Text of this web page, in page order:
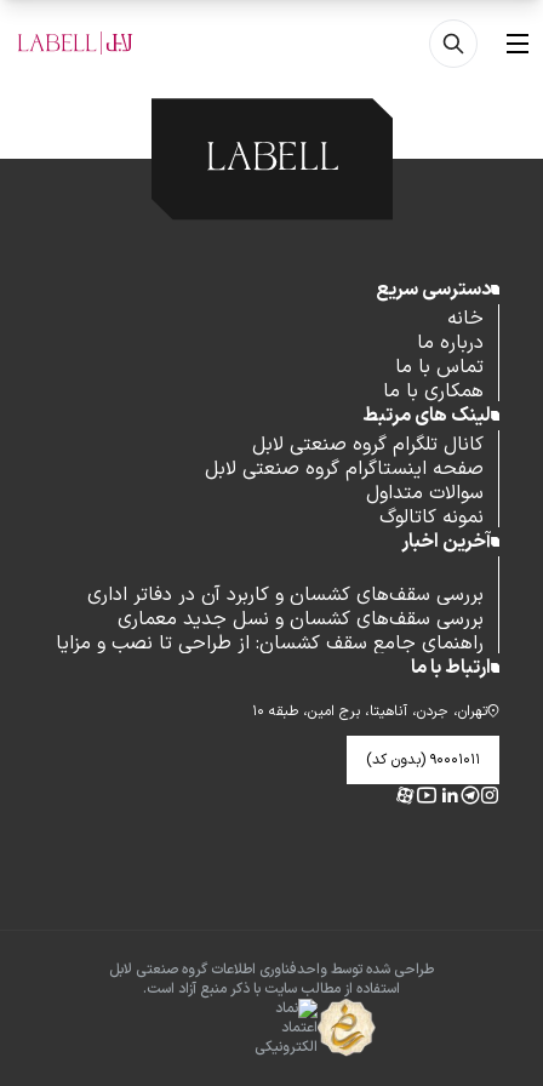
رفتن به محتوای اصلی
منو
دسترسی سریع
خانه
درباره ما
تماس با ما
همکاری با ما
لینک های مرتبط
کانال تلگرام گروه صنعتی لابل
صفحه اینستاگرام گروه صنعتی لابل
سوالات متداول
نمونه کاتالوگ
آخرین اخبار
بررسی سقف‌های کشسان و کاربرد آن در دفاتر اداری
بررسی سقف‌های کشسان و نسل جدید معماری
راهنمای جامع سقف کشسان: از طراحی تا نصب و مزایا
ارتباط با ما
تهران، جردن، آناهیتا، برج امین، طبقه ۱۰
۹۰۰۰۱۰۱۱ (بدون کد)
طراحی شده توسط واحدفناوری اطلاعات گروه صنعتی لابل
استفاده از مطالب سایت با ذکر منبع آزاد است.